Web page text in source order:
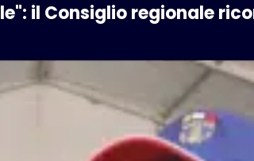
il Consiglio regionale